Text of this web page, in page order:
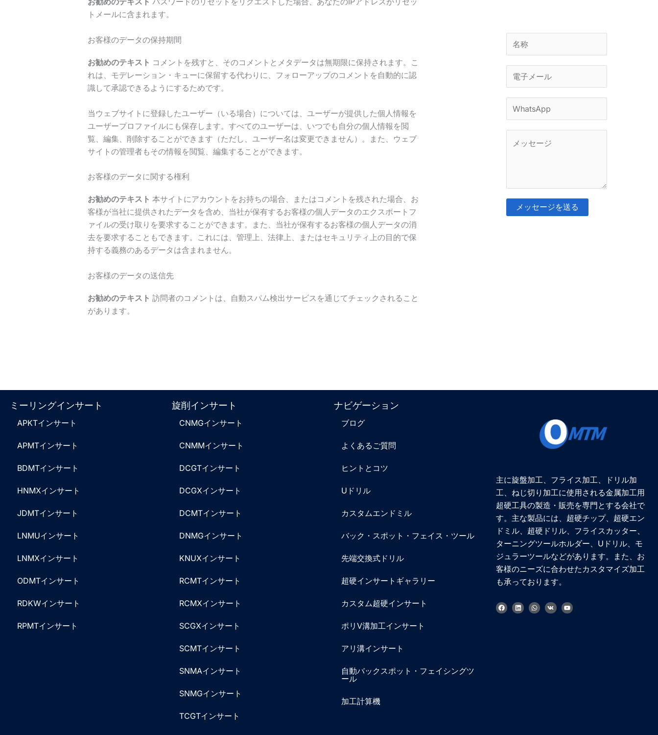
トメールに含まれます。
お客様のデータの保持期間
お勧めのテキスト コメントを残すと、そのコメントとメタデータは無期限に保持されます。こ
れは、モデレーション・キューに保留する代わりに、フォローアップのコメントを自動的に認
識して承認できるようにするためです。
当ウェブサイトに登録したユーザー（いる場合）については、ユーザーが提供した個人情報を
ユーザープロファイルにも保存します。すべてのユーザーは、いつでも自分の個人情報を閲
覧、編集、削除することができます（ただし、ユーザー名は変更できません）。また、ウェブ
サイトの管理者もその情報を閲覧、編集することができます。
お客様のデータに関する権利
お勧めのテキスト 本サイトにアカウントをお持ちの場合、またはコメントを残された場合、お
客様が当社に提供されたデータを含め、当社が保有するお客様の個人データのエクスポートフ
ァイルの受け取りを要求することができます。また、当社が保有するお客様の個人データの消
去を要求することもできます。これには、管理上、法律上、またはセキュリティ上の目的で保
持する義務のあるデータは含まれません。
お客様のデータの送信先
お勧めのテキスト 訪問者のコメントは、自動スパム検出サービスを通じてチェックされること
があります。
称
電
子
メ
ー
W
h
p
p
ま
た
メッセージを送る
主に旋盤加工、フライス加工、ドリル加
工、ねじ切り加工に使用される金属加工用
超硬工具の製造・販売を専門とする会社で
す。主な製品には、超硬チップ、超硬エン
ドミル、超硬ドリル、フライスカッター、
ターニングツールホルダー、Uドリル、モ
ジュラーツールなどがあります。また、お
客様のニーズに合わせたカスタマイズ加工
も承っております。
フ
ェ
リ
ン
W
h
V
k
Y
o
ナビゲーション
ブログ
よくあるご質問
ヒントとコツ
Uドリル
カスタムエンドミル
バック・スポット・フェイス・ツール
先端交換式ドリル
超硬インサートギャラリー
カスタム超硬インサート
ポリV溝加工インサート
アリ溝インサート
自動バックスポット・フェイシングツ
ール
加工計算機
旋削インサート
CNMGインサート
CNMMインサート
DCGTインサート
DCGXインサート
DCMTインサート
DNMGインサート
KNUXインサート
RCMTインサート
RCMXインサート
SCGXインサート
SCMTインサート
SNMAインサート
SNMGインサート
TCGTインサート
ミーリングインサート
APKTインサート
APMTインサート
BDMTインサート
HNMXインサート
JDMTインサート
LNMUインサート
LNMXインサート
ODMTインサート
RDKWインサート
RPMTインサート